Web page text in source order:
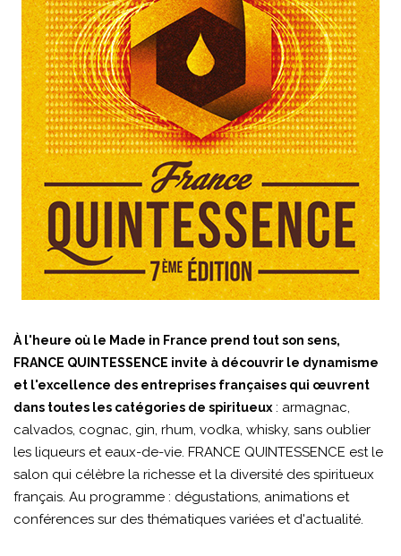
À l'heure où le Made in France prend tout son sens,
FRANCE QUINTESSENCE invite à découvrir le dynamisme
et l'excellence des entreprises françaises qui œuvrent
dans toutes les catégories de spiritueux: armagnac,
calvados, cognac, gin, rhum, vodka, whisky, sans oublier
les liqueurs et eaux-de-vie. FRANCE QUINTESSENCE est le
salon qui célèbre la richesse et la diversité des spiritueux
français. Au programme : dégustations, animations et
conférences sur des thématiques variées et d'actualité.